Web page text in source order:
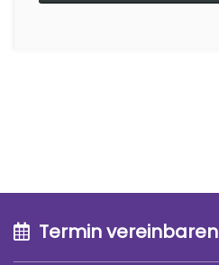
Termin